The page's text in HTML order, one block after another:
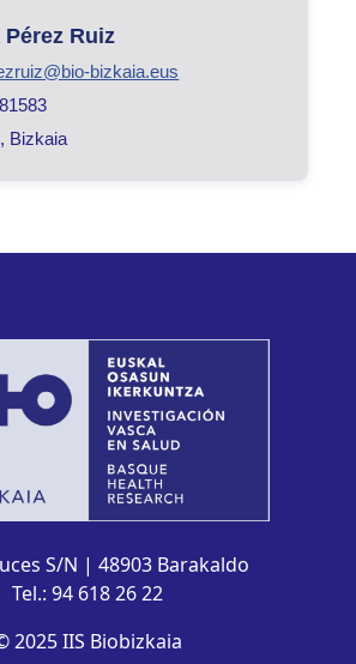
Ruiz
bizkaia.eus
Bizkaia
S/N | 48903 Barakaldo
Tel.: 94 618 26 22
2025 IIS Biobizkaia